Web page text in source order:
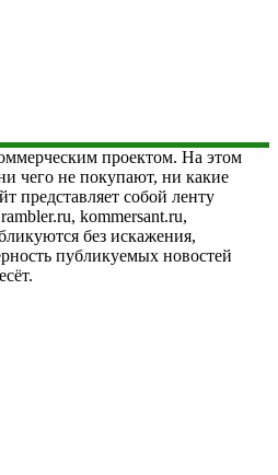
проектом. На этом
чего не покупают, ни какие
представляет собой ленту
kommersant.ru,
без искажения,
публикуемых новостей